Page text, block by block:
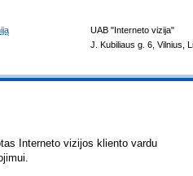
Interneto vizijos kliento vardu